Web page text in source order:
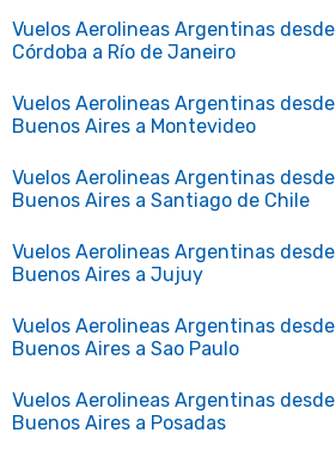
Vuelos Aerolineas Argentinas desde
Córdoba a Río de Janeiro
Vuelos Aerolineas Argentinas desde
Buenos Aires a Montevideo
Vuelos Aerolineas Argentinas desde
Buenos Aires a Santiago de Chile
Vuelos Aerolineas Argentinas desde
Buenos Aires a Jujuy
Vuelos Aerolineas Argentinas desde
Buenos Aires a Sao Paulo
Vuelos Aerolineas Argentinas desde
Buenos Aires a Posadas